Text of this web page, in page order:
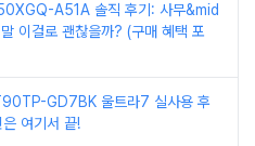
A51A 솔직 후기: 사무&mid
이걸로 괜찮을까? (구매 혜택 포
GD7BK 울트라7 실사용 후
여기서 끝!